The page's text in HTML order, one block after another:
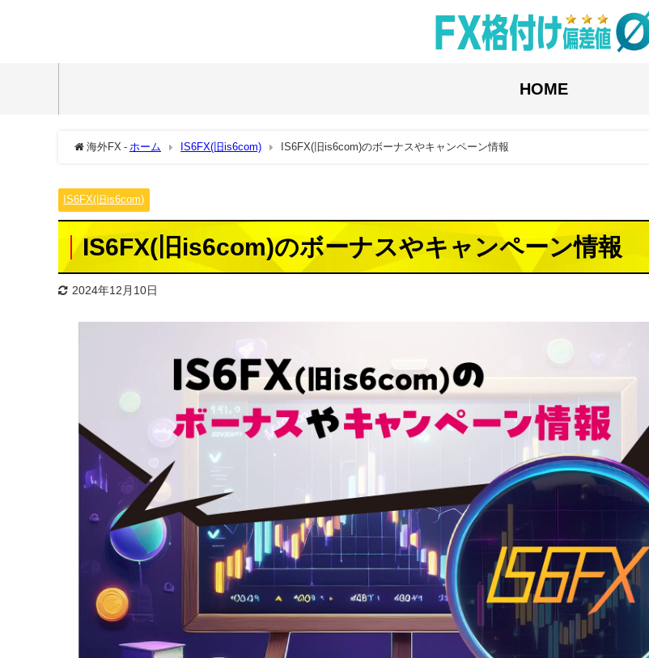
HOME
海外FX - ホーム IS6FX(旧is6com) IS6FX(旧is6com)のボーナスやキャンペーン情報
IS6FX(旧is6com)
IS6FX(旧is6com)のボーナスやキャンペーン情報
2024年12月10日